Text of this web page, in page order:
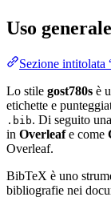
Uso
Sezione intitolata
Lo stile gost780s è
etichette e
.bib. Di seguito
in Overleafe come
Overleaf.
BibTeX è uno
bibliografie nei